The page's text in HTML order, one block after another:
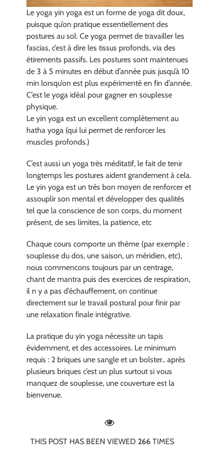
bonheur
et
le
yoga
montre
la
voie…
»
</br>Vishnu
Devanada.
Le yoga yin yoga est un forme de yoga dit doux,
puisque qu’on pratique essentiellement des
postures au sol. Ce yoga permet de travailler les
fascias, c’est à dire les tissus profonds, via des
étirements passifs. Les postures sont maintenues
de 3 à 5 minutes en début d’année puis jusqu’à 10
min lorsqu’on est plus expérimenté en fin d’année.
C’est le yoga idéal pour gagner en souplesse
physique.
Le yin yoga est un excellent complètement au
hatha yoga (qui lui permet de renforcer les
muscles profonds.)
C’est aussi un yoga très méditatif, le fait de tenir
longtemps les postures aident grandement à cela.
Le yin yoga est un très bon moyen de renforcer et
assouplir son mental et développer des qualités
tel que la conscience de son corps, du moment
présent, de ses limites, la patience, etc
Chaque cours comporte un thème (par exemple :
souplesse du dos, une saison, un méridien, etc),
nous commencons toujours par un centrage,
chant de mantra puis des exercices de respiration,
il n y a pas d’échauffement, on continue
directement sur le travail postural pour finir par
une relaxation finale intégrative.
La pratique du yin yoga nécessite un tapis
évidemment, et des accessoires. Le minimum
requis : 2 briques une sangle et un bolster.. après
plusieurs briques c’est un plus surtout si vous
manquez de souplesse, une couverture est la
bienvenue.
THIS POST HAS BEEN VIEWED 266 TIMES